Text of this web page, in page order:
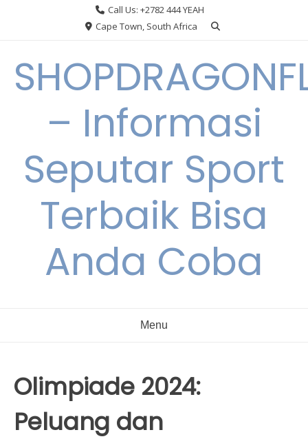
Call Us: +2782 444 YEAH
Cape Town, South Africa
– Informasi
Seputar Sport
Terbaik Bisa
Anda Coba
Menu
Olimpiade 2024:
Peluang dan